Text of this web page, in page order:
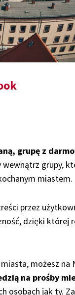
grupę z
wewnątrz grupy,
miastem.
przez
dzięki której
możesz na
na prośby
osobach jak ty.